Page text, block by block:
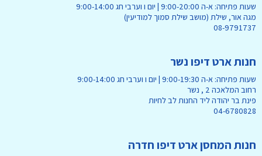
שעות פתיחה: א-ה 9:00-20:00 | יום ו וערבי חג 9:00-14:00
מגה אור, שילת (מושב שילת סמוך למודיעין)
08-9791737
חנות ארט דיפו נשר
שעות פתיחה: א-ה 9:00-19:30 | יום ו וערבי חג 9:00-14:00
רחוב המלאכה 2 , נשר
פינת בר יהודה ליד החנות לב לחיות
04-6780828
חנות המחסן ארט דיפו חדרה